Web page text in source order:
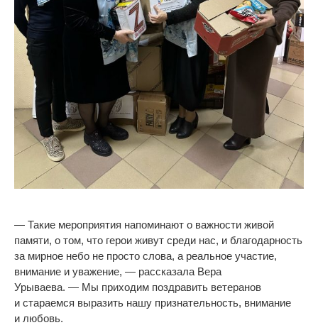
— Такие мероприятия напоминают о важности живой
памяти, о том, что герои живут среди нас, и благодарность
за мирное небо не просто слова, а реальное участие,
внимание и уважение, — рассказала Вера
Урываева. — Мы приходим поздравить ветеранов
и стараемся выразить нашу признательность, внимание
и любовь.